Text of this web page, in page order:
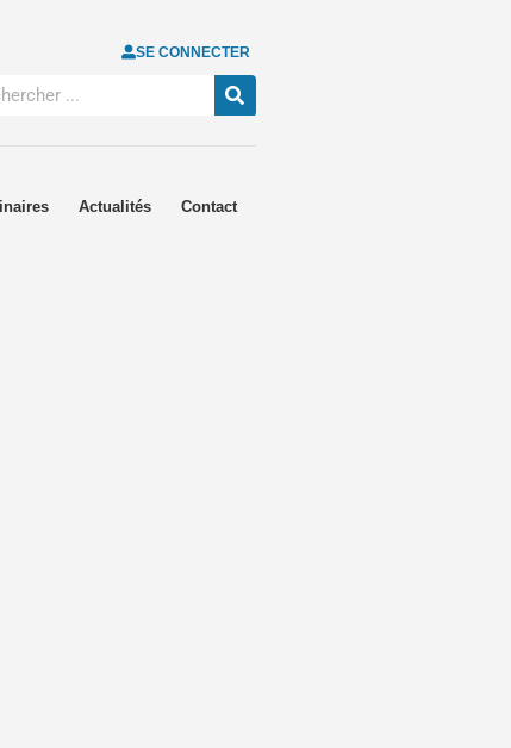
SE CONNECTER
Actualités Contact